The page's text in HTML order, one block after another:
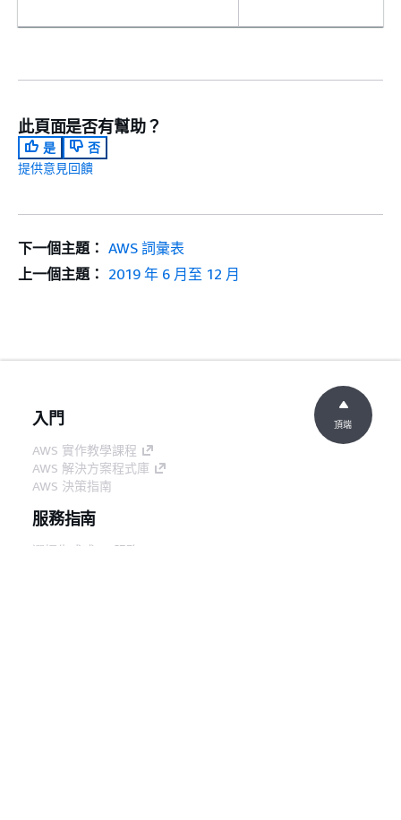
AWS Control Tower 支援自
AWS Control Tower 更新
Python 版本
AWS Control Tower 支援
此頁面是否有幫助？
是
否
提供意見回饋
下一個主題： AWS 詞彙表
上一個主題： 2019 年 6 月至 12 月
入門
AWS 實作教學課程
AWS 解決方案程式庫
AWS 決策指南
服務指南
選擇生成式 AI 服務
頂端